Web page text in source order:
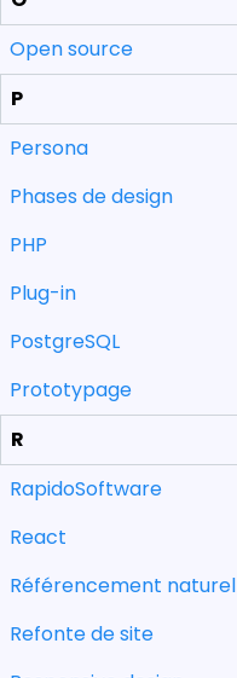
Open source
P
Persona
Phases de design
PHP
Plug-in
PostgreSQL
Prototypage
R
RapidoSoftware
React
Référencement naturel
Refonte de site